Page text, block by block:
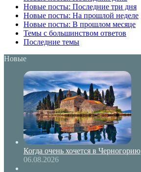
Новые посты: Последние три дня
Новые посты: На прошлой неделе
Новые посты: В прошлом месяце
Темы с большинством ответов
Последние темы
Новые
Когда очень хочется в Черногорию
06.08.2026